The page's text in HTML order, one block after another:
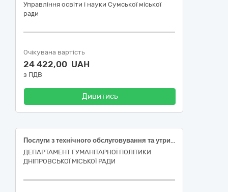
Управління освіти і науки Сумської міської
ради
Очікувана вартість
24 422,00 UAH
з ПДВ
Дивитись
Послуги з технічного обслуговування та утримання в належному стані внутрішніх мереж теплопостачання, а саме: послуги з промивки мереж теплопостачання закладів дошкільної освіти міста Дніпра
ДЕПАРТАМЕНТ ГУМАНІТАРНОЇ ПОЛІТИКИ
ДНІПРОВСЬКОЇ МІСЬКОЇ РАДИ